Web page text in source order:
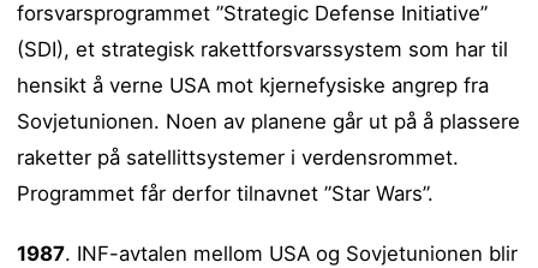
forsvarsprogrammet ”Strategic Defense Initiative”
(SDI), et strategisk rakettforsvarssystem som har til
hensikt å verne USA mot kjernefysiske angrep fra
Sovjetunionen. Noen av planene går ut på å plassere
raketter på satellittsystemer i verdensrommet.
Programmet får derfor tilnavnet ”Star Wars”.
1987. INF-avtalen mellom USA og Sovjetunionen blir